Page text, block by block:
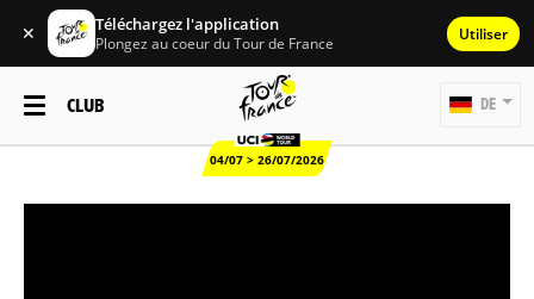
✕ Téléchargez l'application
Plongez au coeur du Tour de France Utiliser
CLUB
04/07 > 26/07/2026
DE